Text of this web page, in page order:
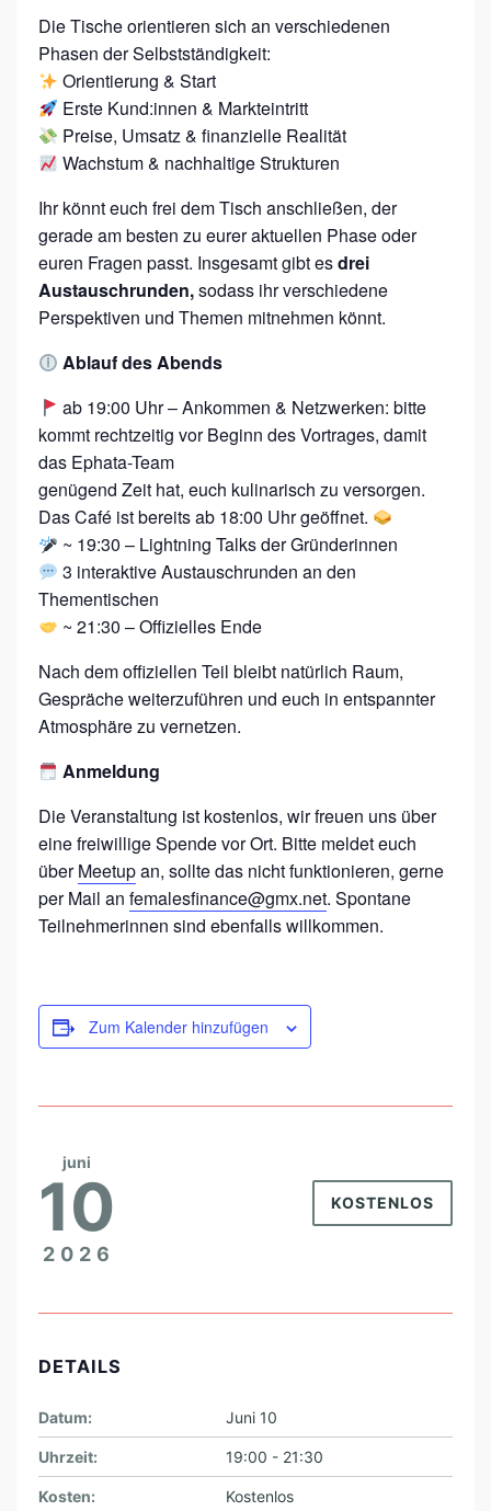
C
K
E
I
N
I
E
S
E
L
S
T
S
T
Ä
N
D
G
K
I
T
Die Tische orientieren sich an verschiedenen
Phasen der Selbstständigkeit:
Orientierung & Start
Erste Kund:innen & Markteintritt
Preise, Umsatz & finanzielle Realität
Wachstum & nachhaltige Strukturen
Ihr könnt euch frei dem Tisch anschließen, der
gerade am besten zu eurer aktuellen Phase oder
euren Fragen passt. Insgesamt gibt esdrei
Austauschrunden,sodass ihr verschiedene
Perspektiven und Themen mitnehmen könnt.
Ablauf des Abends
ab 19:00 Uhr – Ankommen & Netzwerken: bitte
kommt rechtzeitig vor Beginn des Vortrages, damit
das Ephata-Team
genügend Zeit hat, euch kulinarisch zu versorgen.
Das Café ist bereits ab 18:00 Uhr geöffnet.
~ 19:30 – Lightning Talks der Gründerinnen
3 interaktive Austauschrunden an den
Thementischen
~ 21:30 – Offizielles Ende
Nach dem offiziellen Teil bleibt natürlich Raum,
Gespräche weiterzuführen und euch in entspannter
Atmosphäre zu vernetzen.
Anmeldung
Die Veranstaltung ist kostenlos, wir freuen uns über
eine freiwillige Spende vor Ort. Bitte meldet euch
überMeetupan, sollte das nicht funktionieren, gerne
per Mail an femalesfinance@gmx.net. Spontane
Teilnehmerinnen sind ebenfalls willkommen.
Zum Kalender hinzufügen
juni
10
2026
KOSTENLOS
DETAILS
Datum: Juni 10
Uhrzeit: 19:00 - 21:30
Kosten: Kostenlos